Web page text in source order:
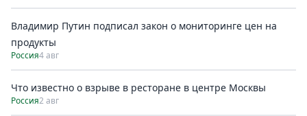
Владимир Путин подписал закон о мониторинге цен на
продукты
Россия4 авг
Что известно о взрыве в ресторане в центре Москвы
Россия2 авг